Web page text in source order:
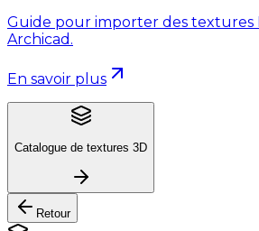
Guide pour importer des textures
Archicad.
En savoir plus
Catalogue de textures 3D
Retour